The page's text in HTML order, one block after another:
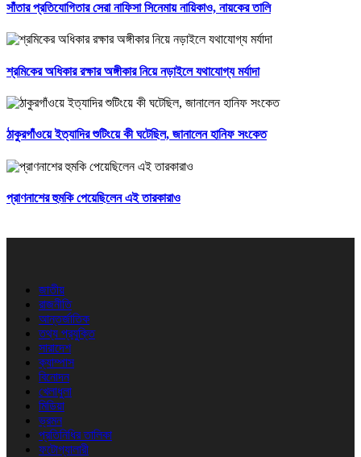
সাঁতার প্রতিযোগিতার সেরা নাফিসা সিনেমায় নায়িকাও, নায়কের তালি
শ্রমিকের অধিকার রক্ষার অঙ্গীকার নিয়ে নড়াইলে যথাযোগ্য মর্যাদা
ঠাকুরগাঁওয়ে ইত্যাদির শুটিংয়ে কী ঘটেছিল, জানালেন হানিফ সংকেত
প্রাণনাশের হুমকি পেয়েছিলেন এই তারকারাও
জাতীয়
রাজনীতি
আন্তর্জাতিক
তথ্য প্রযুক্তি
সারাদেশ
ক্যাম্পাস
বিনোদন
খেলাধুলা
মিডিয়া
ভ্রমন
প্রতিনিধির তালিকা
ফটোগ্যালারী